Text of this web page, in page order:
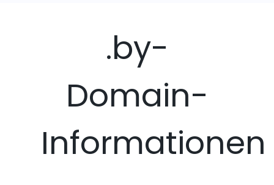
.by-
Domain-
Informationen